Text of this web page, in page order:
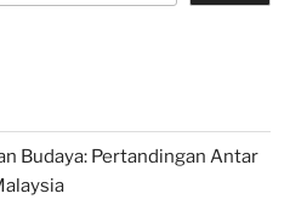
Budaya: Pertandingan Antar